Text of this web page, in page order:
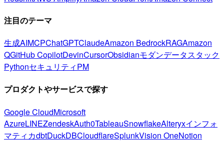
注目のテーマ
生成AIMCPChatGPTClaudeAmazon BedrockRAGAmazon
QGitHub CopilotDevinCursorObsidianモダンデータスタック
PythonセキュリティPM
プロダクトやサービスで探す
Google CloudMicrosoft
AzureLINEZendeskAuth0TableauSnowflakeAlteryxインフォ
マティカdbtDuckDBCloudflareSplunkVision OneNotion